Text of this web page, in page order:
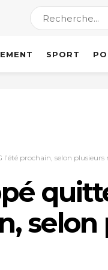
SPORT
prochain, selon plusieurs